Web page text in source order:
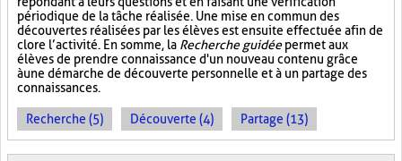
périodique de la tâche réalisée. Une mise en commun des
découvertes réalisées par les élèves est ensuite effectuée afin de
clore l’activité. En somme, la Recherche guidéepermet aux
élèves de prendre connaissance d'un nouveau contenu grâce
à une démarche de découverte personnelle et à un partage des
connaissances.
Recherche (5) Découverte (4) Partage (13)